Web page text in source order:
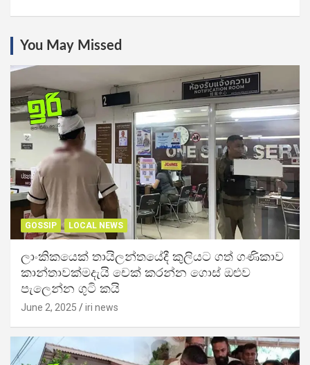
You May Missed
GOSSIP LOCAL NEWS
ලාංකිකයෙක් තායිලන්තයේදී කුලියට ගත් ගණිකාව
කාන්තාවක්මදැයි චෙක් කරන්න ගොස් ඔළුව
පැලෙන්න ගුටි කයි
June 2, 2025 iri news